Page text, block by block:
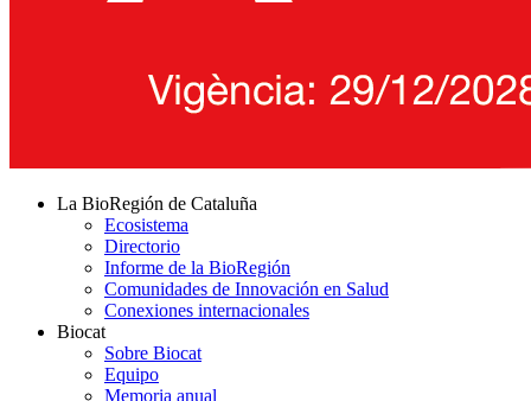
La BioRegión de Cataluña
Ecosistema
Directorio
Informe de la BioRegión
Comunidades de Innovación en Salud
Conexiones internacionales
Biocat
Sobre Biocat
Equipo
Memoria anual